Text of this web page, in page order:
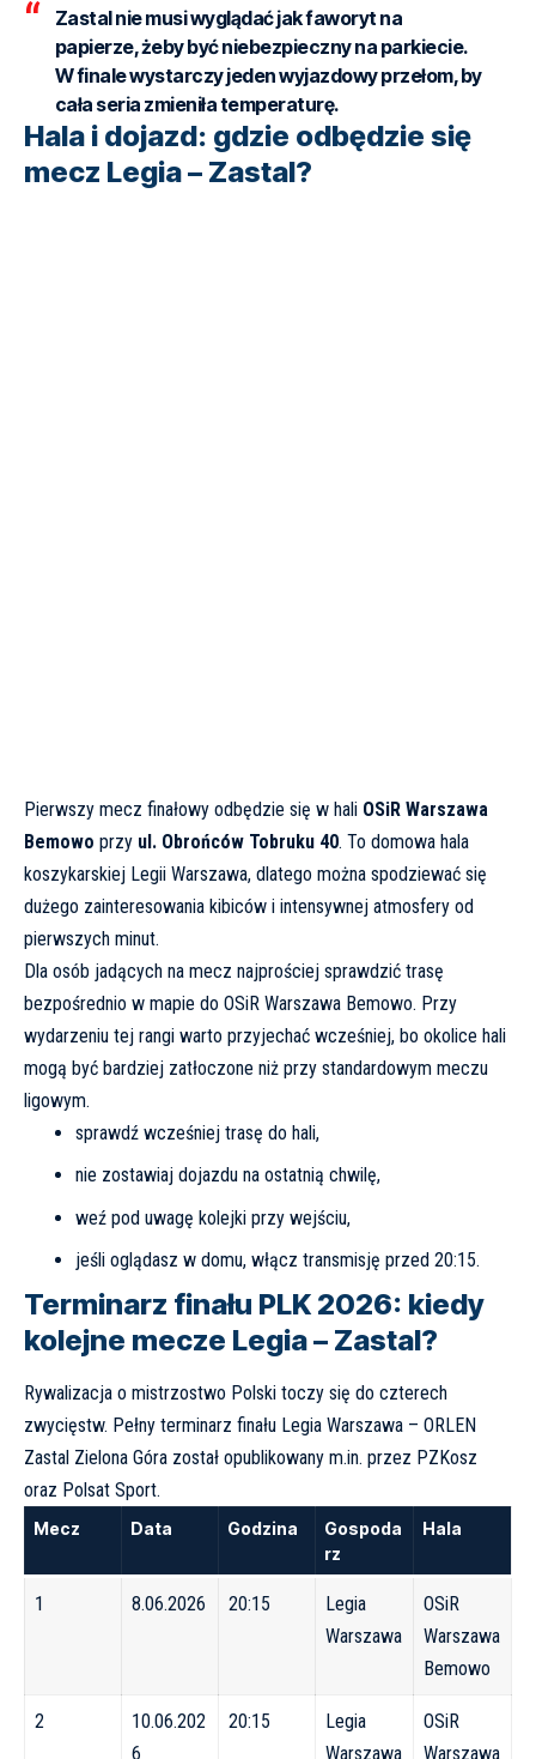
Zastal nie musi wyglądać jak faworyt na
papierze, żeby być niebezpieczny na parkiecie.
W finale wystarczy jeden wyjazdowy przełom, by
cała seria zmieniła temperaturę.
Hala i dojazd: gdzie odbędzie się
mecz Legia – Zastal?
Pierwszy mecz finałowy odbędzie się w hali OSiR Warszawa
Bemowo przy ul. Obrońców Tobruku 40. To domowa hala
koszykarskiej Legii Warszawa, dlatego można spodziewać się
dużego zainteresowania kibiców i intensywnej atmosfery od
pierwszych minut.
Dla osób jadących na mecz najprościej sprawdzić trasę
bezpośrednio w mapie do OSiR Warszawa Bemowo. Przy
wydarzeniu tej rangi warto przyjechać wcześniej, bo okolice hali
mogą być bardziej zatłoczone niż przy standardowym meczu
ligowym.
sprawdź wcześniej trasę do hali,
nie zostawiaj dojazdu na ostatnią chwilę,
weź pod uwagę kolejki przy wejściu,
jeśli oglądasz w domu, włącz transmisję przed 20:15.
Terminarz finału PLK 2026: kiedy
kolejne mecze Legia – Zastal?
Rywalizacja o mistrzostwo Polski toczy się do czterech
zwycięstw. Pełny terminarz finału Legia Warszawa – ORLEN
Zastal Zielona Góra został opublikowany m.in. przez PZKosz
oraz Polsat Sport.
Mecz Data Godzina
Gospoda
rz
Hala
1 8.06.2026 20:15
Legia
Warszawa
OSiR
Warszawa
Bemowo
2
10.06.202
6
20:15
Legia
Warszawa
OSiR
Warszawa